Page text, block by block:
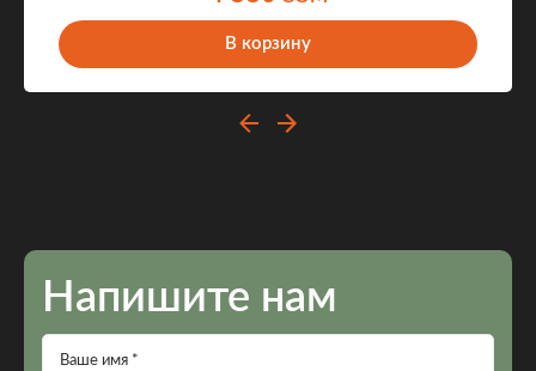
В корзину
Напишите нам
Ваше имя *